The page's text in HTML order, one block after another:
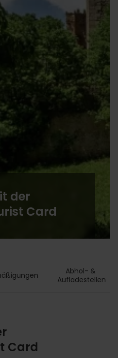
der
Card
Abhol- &
Aufladestellen
Card